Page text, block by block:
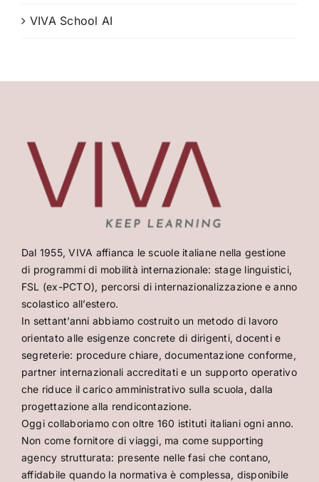
VIVA School AI
Dal 1955, VIVA affianca le scuole italiane nella gestione
di programmi di mobilità internazionale: stage linguistici,
FSL (ex-PCTO), percorsi di internazionalizzazione e anno
scolastico all’estero.
In settant’anni abbiamo costruito un metodo di lavoro
orientato alle esigenze concrete di dirigenti, docenti e
segreterie: procedure chiare, documentazione conforme,
partner internazionali accreditati e un supporto operativo
che riduce il carico amministrativo sulla scuola, dalla
progettazione alla rendicontazione.
Oggi collaboriamo con oltre 160 istituti italiani ogni anno.
Non come fornitore di viaggi, ma come supporting
agency strutturata: presente nelle fasi che contano,
affidabile quando la normativa è complessa, disponibile